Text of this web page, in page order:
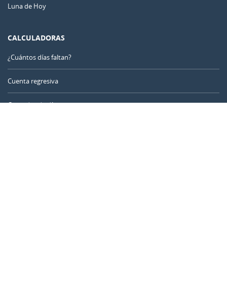
Luna de Hoy
CALCULADORAS
¿Cuántos días faltan?
Cuenta regresiva
Contador de días